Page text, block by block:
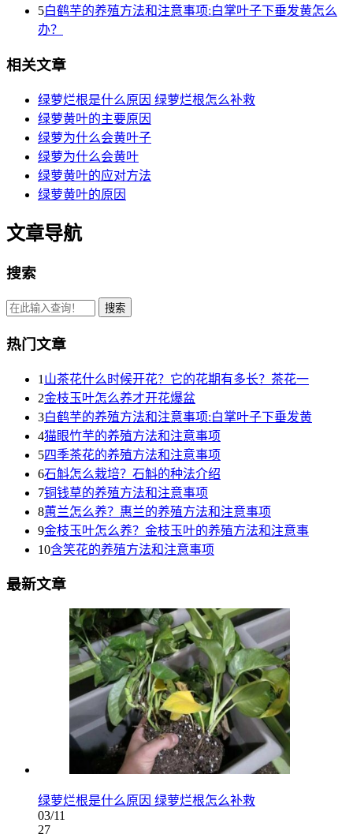
5白鹤芋的养殖方法和注意事项:白掌叶子下垂发黄怎么
办？
相关文章
绿萝烂根是什么原因 绿萝烂根怎么补救
绿萝黄叶的主要原因
绿萝为什么会黄叶子
绿萝为什么会黄叶
绿萝黄叶的应对方法
绿萝黄叶的原因
文章导航
搜索
热门文章
1 山茶花什么时候开花？它的花期有多长？茶花一
2金枝玉叶怎么养才开花爆盆
3白鹤芋的养殖方法和注意事项:白掌叶子下垂发黄
4猫眼竹芋的养殖方法和注意事项
5四季茶花的养殖方法和注意事项
6石斛怎么栽培？石斛的种法介绍
7铜钱草的养殖方法和注意事项
8蕙兰怎么养？惠兰的养殖方法和注意事项
9金枝玉叶怎么养？金枝玉叶的养殖方法和注意事
10含笑花的养殖方法和注意事项
最新文章
绿萝烂根是什么原因 绿萝烂根怎么补救
03/11
27